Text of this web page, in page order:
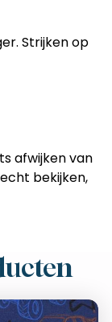
Strijken op
afwijken van
bekijken,